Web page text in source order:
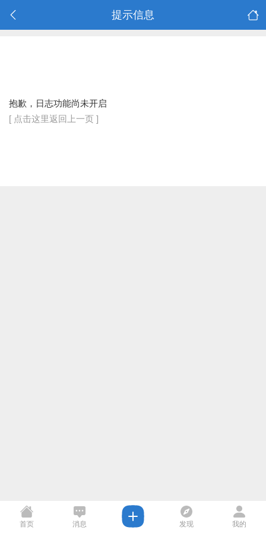
提示信息
抱歉，日志功能尚未开启
[ 点击这里返回上一页 ]
首页 消息 发现 我的